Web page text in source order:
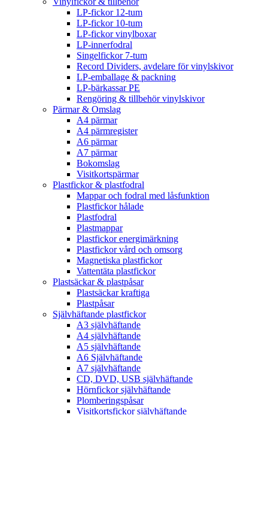
LP-fickor 12-tum
LP-fickor 10-tum
LP-fickor vinylboxar
LP-innerfodral
Singelfickor 7-tum
Record Dividers, avdelare för vinylskivor
LP-emballage & packning
LP-bärkassar PE
Rengöring & tillbehör vinylskivor
Pärmar & Omslag
A4 pärmar
A4 pärmregister
A6 pärmar
A7 pärmar
Bokomslag
Visitkortspärmar
Plastfickor & plastfodral
Mappar och fodral med låsfunktion
Plastfickor hålade
Plastfodral
Plastmappar
Plastfickor energimärkning
Plastfickor vård och omsorg
Magnetiska plastfickor
Vattentäta plastfickor
Plastsäckar & plastpåsar
Plastsäckar kraftiga
Plastpåsar
Självhäftande plastfickor
A3 självhäftande
A4 självhäftande
A5 självhäftande
A6 Självhäftande
A7 självhäftande
CD, DVD, USB självhäftande
Hörnfickor självhäftande
Plomberingspåsar
Visitkortsfickor självhäftande